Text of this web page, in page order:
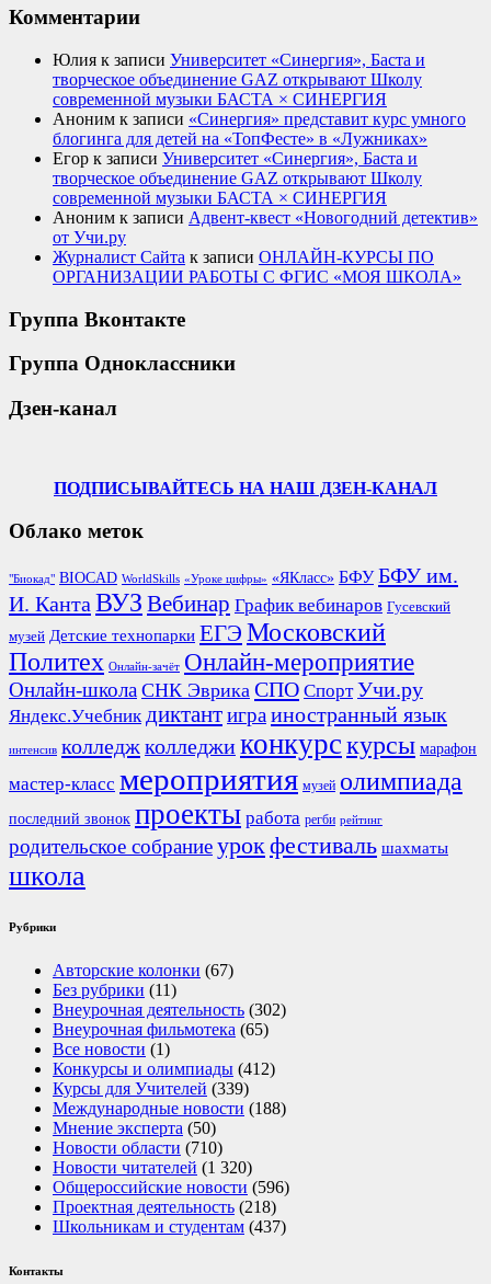
Комментарии
Юлия к записи Университет «Синергия», Баста и
творческое объединение GAZ открывают Школу
современной музыки БАСТА × СИНЕРГИЯ
Аноним к записи «Синергия» представит курс умного
блогинга для детей на «ТопФесте» в «Лужниках»
Егор к записи Университет «Синергия», Баста и
творческое объединение GAZ открывают Школу
современной музыки БАСТА × СИНЕРГИЯ
Аноним к записи Адвент-квест «Новогодний детектив»
от Учи.ру
Журналист Сайта к записи ОНЛАЙН-КУРСЫ ПО
ОРГАНИЗАЦИИ РАБОТЫ С ФГИС «МОЯ ШКОЛА»
Группа Вконтакте
Группа Одноклассники
Дзен-канал
ПОДПИСЫВАЙТЕСЬ НА НАШ ДЗЕН-КАНАЛ
Облако меток
"Биокад" BIOCAD WorldSkills «Уроке цифры» «ЯКласс» БФУ БФУ им.
И. Канта ВУЗ Вебинар График вебинаров Гусевский
музей Детские технопарки ЕГЭ Московский
Политех Онлайн-зачёт Онлайн-мероприятие
Онлайн-школа СНК Эврика СПО Спорт Учи.ру
Яндекс.Учебник диктантиграиностранный язык
интенсив колледжколледжиконкурскурсы марафон
мастер-класс мероприятия музей олимпиада
последний звонок проекты работа регби рейтинг
родительское собраниеурокфестиваль шахматы
школа
Рубрики
Авторские колонки (67)
Без рубрики (11)
Внеурочная деятельность (302)
Внеурочная фильмотека (65)
Все новости (1)
Конкурсы и олимпиады (412)
Курсы для Учителей (339)
Международные новости (188)
Мнение эксперта (50)
Новости области (710)
Новости читателей (1 320)
Общероссийские новости (596)
Проектная деятельность (218)
Школьникам и студентам (437)
Контакты